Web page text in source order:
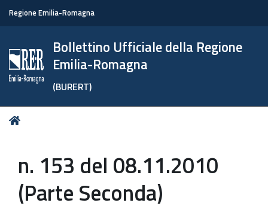
Regione Emilia-Romagna
Bollettino Ufficiale della Regione
Emilia-Romagna
(BURERT)
Tu
n. 153 del 08.11.2010
(Parte Seconda)